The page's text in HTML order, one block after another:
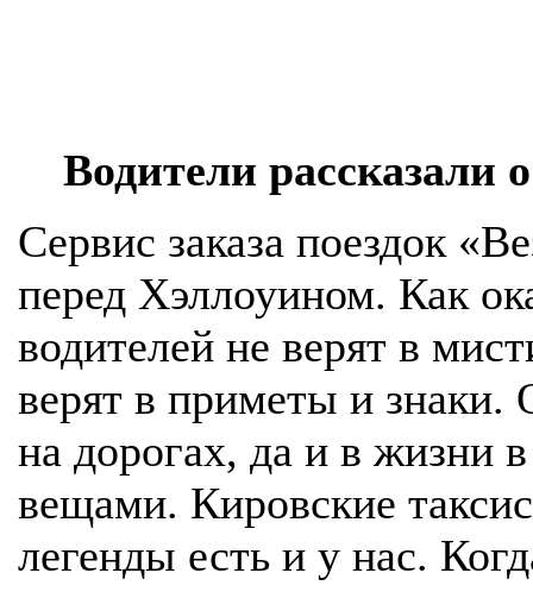
Водители рассказали
Сервис заказа поездок
перед Хэллоуином. Как
водителей не верят в
верят в приметы и знаки.
на дорогах, да и в жизни
вещами. Кировские
легенды есть и у нас.